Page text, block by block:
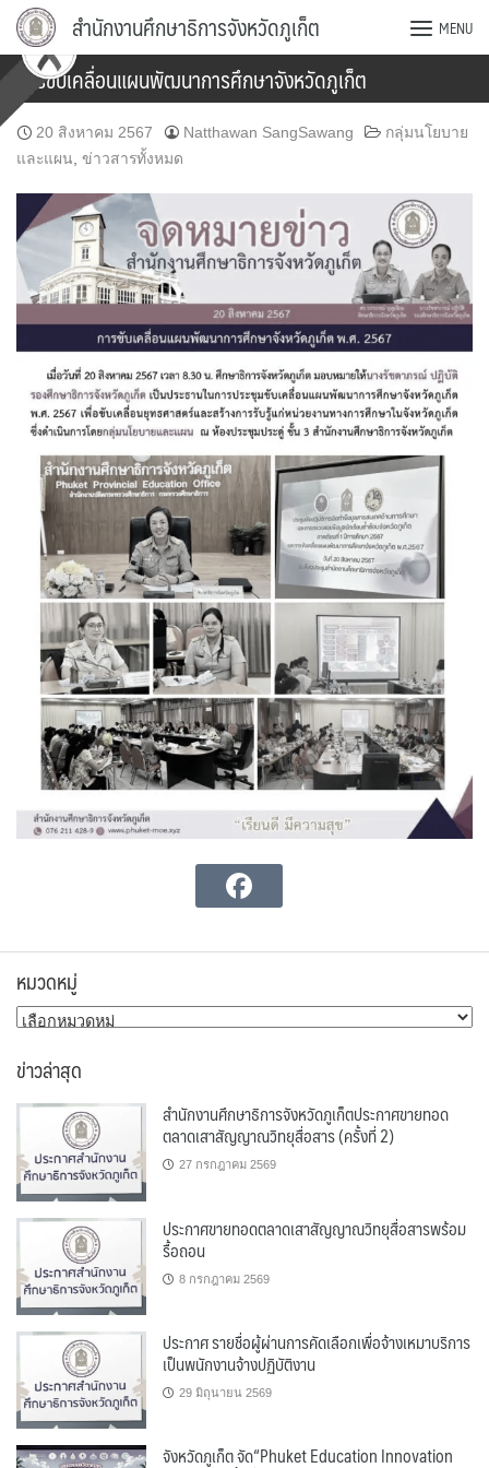
Skip
content
สำนักงานศึกษาธิการจังหวัดภูเก็ต MENU
การขับเคลื่อนแผนพัฒนาการศึกษาจังหวัดภูเก็ต
20 สิงหาคม 2567 Natthawan SangSawang
กลุ่มนโยบาย
และแผน ข่าวสารทั้งหมด
หมวดหมู่
หมวด
ข่าวล่าสุด
สำนักงานศึกษาธิการจังหวัดภูเก็ตประกาศขายทอด
ตลาดเสาสัญญาณวิทยุสื่อสาร (ครั้งที่ 2)
27 กรกฎาคม 2569
ประกาศขายทอดตลาดเสาสัญญาณวิทยุสื่อสารพร้อม
รื้อถอน
8 กรกฎาคม 2569
ประกาศ รายชื่อผู้ผ่านการคัดเลือกเพื่อจ้างเหมาบริการ
เป็นพนักงานจ้างปฏิบัติงาน
29 มิถุนายน 2569
จังหวัดภูเก็ต จัด“Phuket Education Innovation